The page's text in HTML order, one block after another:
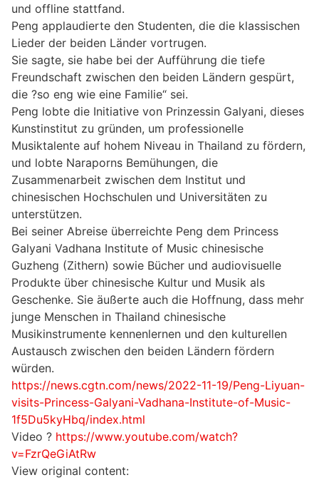
und offline stattfand.
Peng applaudierte den Studenten, die die klassischen
Lieder der beiden Länder vortrugen.
Sie sagte, sie habe bei der Aufführung die tiefe
Freundschaft zwischen den beiden Ländern gespürt,
die ?so eng wie eine Familie“ sei.
Peng lobte die Initiative von Prinzessin Galyani, dieses
Kunstinstitut zu gründen, um professionelle
Musiktalente auf hohem Niveau in Thailand zu fördern,
und lobte Naraporns Bemühungen, die
Zusammenarbeit zwischen dem Institut und
chinesischen Hochschulen und Universitäten zu
unterstützen.
Bei seiner Abreise überreichte Peng dem Princess
Galyani Vadhana Institute of Music chinesische
Guzheng (Zithern) sowie Bücher und audiovisuelle
Produkte über chinesische Kultur und Musik als
Geschenke. Sie äußerte auch die Hoffnung, dass mehr
junge Menschen in Thailand chinesische
Musikinstrumente kennenlernen und den kulturellen
Austausch zwischen den beiden Ländern fördern
würden.
https://news.cgtn.com/news/2022-11-19/Peng-Liyuan-
visits-Princess-Galyani-Vadhana-Institute-of-Music-
1f5Du5kyHbq/index.html
Video ? https://www.youtube.com/watch?
v=FzrQeGiAtRw
View original content: